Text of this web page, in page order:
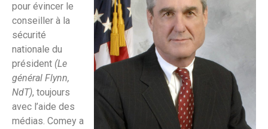
pour évincer le
conseiller à la
sécurité
nationale du
président (Le
général Flynn,
NdT), toujours
avec l’aide des
médias. Comey a